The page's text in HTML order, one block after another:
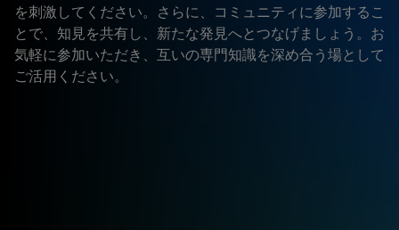
を刺激してください。さらに、コミュニティに参加するこ
とで、知見を共有し、新たな発見へとつなげましょう。お
気軽に参加いただき、互いの専門知識を深め合う場として
ご活用ください。